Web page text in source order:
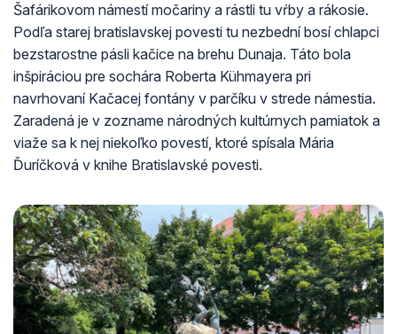
Šafárikovom námestí močariny a rástli tu vŕby a rákosie.
Podľa starej bratislavskej povesti tu nezbední bosí chlapci
bezstarostne pásli kačice na brehu Dunaja. Táto bola
inšpiráciou pre sochára Roberta Kühmayera pri
navrhovaní Kačacej fontány v parčíku v strede námestia.
Zaradená je v zozname národných kultúrnych pamiatok a
viaže sa k nej niekoľko povestí, ktoré spísala Mária
Ďuríčková v knihe Bratislavské povesti.